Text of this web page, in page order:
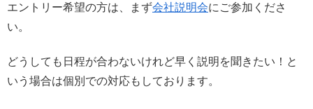
エントリー希望の方は、まず会社説明会にご参加くださ
い。
どうしても日程が合わないけれど早く説明を聞きたい！と
いう場合は個別での対応もしております。